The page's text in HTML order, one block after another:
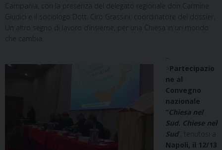
Campania, con la presenza del delegato regionale don Carmine
Giudici e il sociologo Dott. Ciro Grassini, coordinatore del dossier.
Un altro segno di lavoro d’insieme, per una Chiesa in un mondo
che cambia.
Partecipazio
ne al
Convegno
nazionale
“Chiesa nel
Sud. Chiese nel
Sud”, tenutosi a
Napoli, il 12/13